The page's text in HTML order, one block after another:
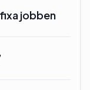
jobben